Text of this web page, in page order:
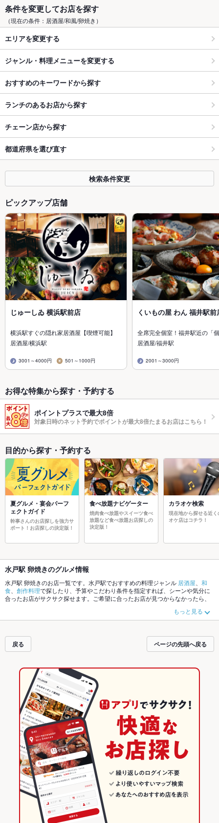
条件を変更してお店を探す
（現在の条件：居酒屋/和風/卵焼き）
エリアを変更する
ジャンル・料理メニューを変更する
おすすめのキーワードから探す
ランチのあるお店から探す
チェーン店から探す
都道府県を選び直す
検索条件変更
ピックアップ店舗
じゅーしゐ 横浜駅前店
横浜駅すぐの隠れ家居酒屋【喫煙可能】
居酒屋/横浜駅
3001～4000円 501～1000円
くいもの屋 わん 福井駅前
全席完全個室！福井駅近の「
居酒屋/福井駅
2001～3000円
お得な特集から探す・予約する
ポイントプラスで最大8倍
対象日時のネット予約でポイントが最大8倍たまるお店はこちら！
目的から探す・予約する
夏グルメ・宴会パーフ
ェクトガイド
幹事さんのお店探しを強力サ
ポート！お店探しの決定版！
食べ放題ナビゲーター
焼肉食べ放題やスイーツ食べ
放題など食べ放題お店探しの
決定版！
カラオケ検索
現在地から探せる近く
オケ店はコチラ！
水戸駅 卵焼きのグルメ情報
水戸駅 卵焼きのお店一覧です。水戸駅でおすすめの料理ジャンル 居酒屋
和
食
創作料理で探したり、予算やこだわり条件を指定すれば、シーンや気分に
合ったお店がサクサク探せます。ご希望に合ったお店が見つからなかったら、
ホットペッパーグルメなら、お得なクーポンはもちろん、こだわりメニュー か
らあげ、お茶漬け、モツ煮込みや季節のおすすめ料理など、お店の最新情報を
拡大中です。友達どうしの飲み会にも、会社の宴会にも、デートやパーティー
にもお得に便利にホットペッパーグルメをご利用ください。
もっと見る
戻る ページの先頭へ戻る